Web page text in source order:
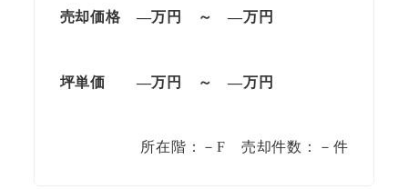
売却価格 —万円 ～ —万円
坪単価 —万円 ～—万円
所在階：－F 売却件数：－件